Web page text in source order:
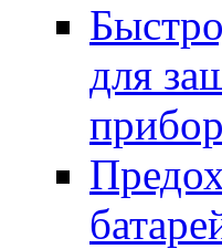
для